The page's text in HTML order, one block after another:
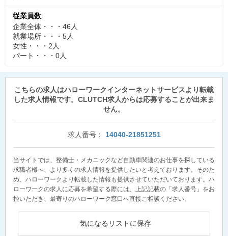
従業員数
企業全体・・・46人
就業場所・・・5人
女性・・・2人
パート・・・0人
こちらの求人はハローワークインターネットサービスより転載
した求人情報です。CLUTCH求人からは応募することが出来ま
せん。
求人番号： 14040-21851251
当サイトでは、整備士・メカニックなど自動車関連のお仕事を探している
求職者様へ、より多くの求人情報を提供したいと考えております。そのた
め、ハローワークより転載した情報も提供させていただいております。ハ
ローワークの求人に応募を希望する際には、上記記載の「求人番号」をお
控いただき、最寄りのハローワーク窓口へ直接ご相談ください。
気になるリストに保存